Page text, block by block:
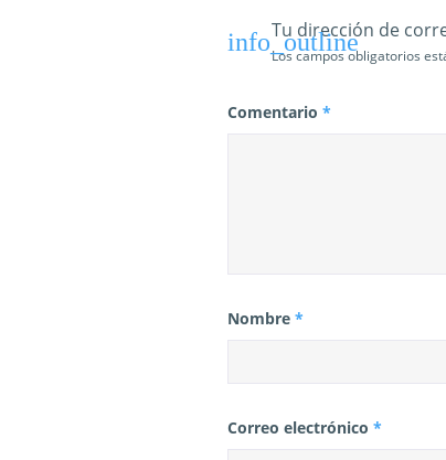
d
s
Tu dirección de
Los campos obligatorios
Comentario *
Nombre *
Correo electrónico *